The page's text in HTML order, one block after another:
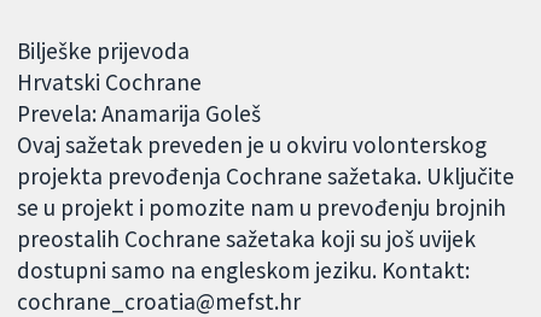
Bilješke prijevoda
Hrvatski Cochrane
Prevela: Anamarija Goleš
Ovaj sažetak preveden je u okviru volonterskog
projekta prevođenja Cochrane sažetaka. Uključite
se u projekt i pomozite nam u prevođenju brojnih
preostalih Cochrane sažetaka koji su još uvijek
dostupni samo na engleskom jeziku. Kontakt:
cochrane_croatia@mefst.hr